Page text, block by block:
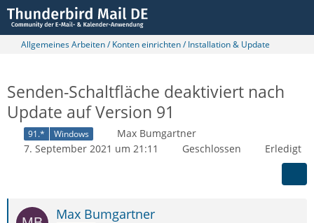
Allgemeines Arbeiten / Konten einrichten / Installation & Update
Senden-Schaltfläche deaktiviert nach
Update auf Version 91
91.* Windows
Max Bumgartner
7. September 2021 um 21:11
Geschlossen Erledigt
Max Bumgartner